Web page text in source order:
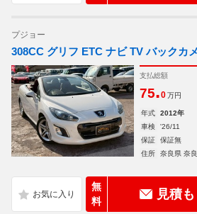
プジョー
308CC グリフ ETC ナビ TV バックカ
支払総額
75.0 万円
年式 2012年
車検
'26/11
保証
保証無
住所
奈良県 奈
無
料
見積